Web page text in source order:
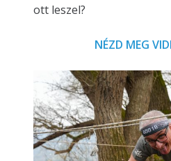
ott leszel?
NÉZD MEG